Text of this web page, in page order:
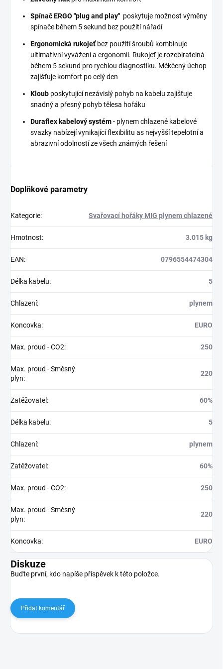
Spínač ERGO "plug and play" poskytuje možnost výměny
spínače během 5 sekund bez použití nářadí
Ergonomická rukojeť bez použití šroubů kombinuje
ultimativní vyvážení a ergonomii. Rukojeť je rozebiratelná
během 5 sekund pro rychlou diagnostiku. Měkčený úchop
zajišťuje komfort po celý den
Kloub poskytující nezávislý pohyb na kabelu zajišťuje
snadný a přesný pohyb tělesa hořáku
Duraflex kabelový systém- plynem chlazené kabelové
svazky nabízejí vynikající flexibilitu as nejvyšší tepelotní a
abrazivní odolností ze všech známých řešení
Doplňkové parametry
Kategorie: Svařovací hořáky MIG plynem chlazené
Hmotnost: 3.015 kg
EAN: 0796554474304
Délka kabelu: 5
Chlazení: plynem
Koncovka: EURO
Max. proud - CO2: 250
Max. proud - Směsný
plyn:
220
Zatěžovatel : 60%
Délka kabelu: 5
Chlazení: plynem
Zatěžovatel : 60%
Max. proud - CO2: 250
Max. proud - Směsný
plyn:
220
Koncovka: EURO
Diskuze
Buďte první, kdo napíše příspěvek k této položce.
Přidat komentář